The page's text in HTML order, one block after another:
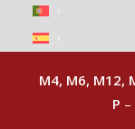
M4, M6, M12,
P